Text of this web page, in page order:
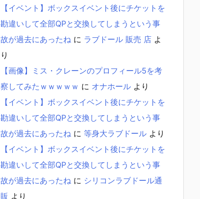
【イベント】ボックスイベント後にチケットを
勘違いして全部QPと交換してしまうという事
故が過去にあったね に ラブドール 販売 店 よ
り
【画像】ミス・クレーンのプロフィール5を考
察してみたｗｗｗｗｗ に オナホール より
【イベント】ボックスイベント後にチケットを
勘違いして全部QPと交換してしまうという事
故が過去にあったね に 等身大ラブドール より
【イベント】ボックスイベント後にチケットを
勘違いして全部QPと交換してしまうという事
故が過去にあったね に シリコンラブドール通
販 より